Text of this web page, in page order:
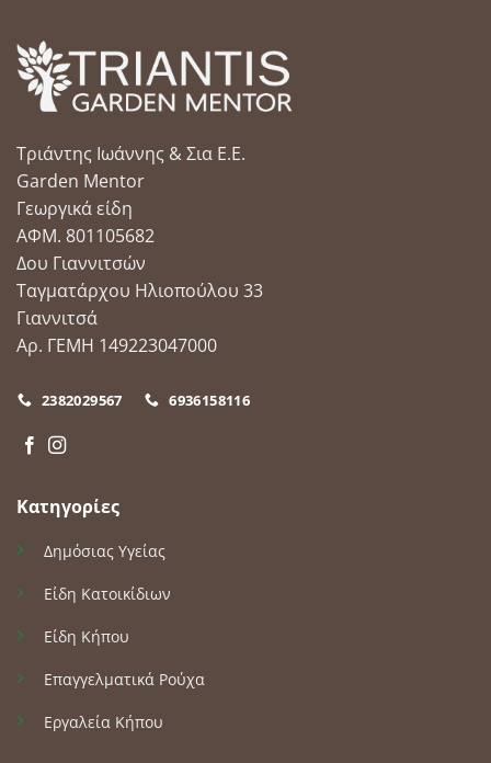
Τριάντης Ιωάννης & Σια Ε.Ε.
Garden Mentor
Γεωργικά είδη
ΑΦΜ. 801105682
Δου Γιαννιτσών
Ταγματάρχου Ηλιοπούλου 33
Γιαννιτσά
Αρ. ΓΕΜΗ 149223047000
2382029567 6936158116
Κατηγορίες
Δημόσιας Υγείας
Είδη Κατοικίδιων
Είδη Κήπου
Επαγγελματικά Ρούχα
Εργαλεία Κήπου